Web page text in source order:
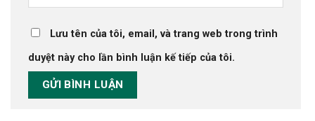
Lưu tên của tôi, email, và trang web trong trình
duyệt này cho lần bình luận kế tiếp của tôi.